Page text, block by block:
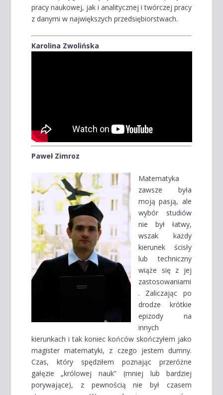
pracy naukowej, jak i analitycznej i twórczej pracy
z danymi w największych przedsiębiorstwach.
Karolina Zwolińska
Paweł Zimroz
Matematyka
zawsze była
moją pasją, ale
wybór studiów
nie był łatwy,
wszak każdy
kierunek ścisły
lub techniczny
wiąże się z jej
zastosowaniami
. Zaliczając po
drodze krótkie
epizody na
innych
kierunkach i tak koniec końców skończyłem jako
magister matematyki, z czego jestem dumny.
Czas, który spędziłem poznając przeróżne
gałęzie „królowej nauk” (mniej lub bardziej
porywające), z pewnością nie był czasem